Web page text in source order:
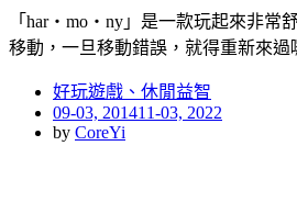
「har‧mo‧ny」是一款玩起來非常
移動，一旦移動錯誤，就得重新來
好玩遊戲、休閒益智
Posted
on
09-03, 201411-03, 2022
by CoreYi